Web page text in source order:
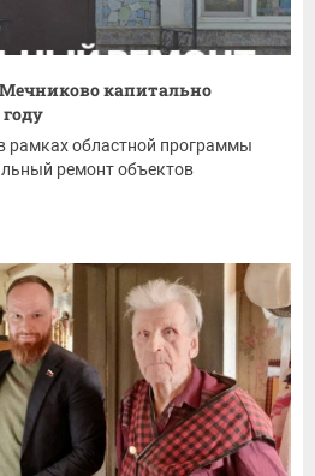
Мечниково капитально
рамках областной программы
ремонт объектов